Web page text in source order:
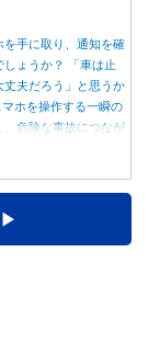
を手に取り、通知を確
ょうか？ 「車は止
丈夫だろう」と思うか
ホを操作する一瞬の
、危険な事故につなが